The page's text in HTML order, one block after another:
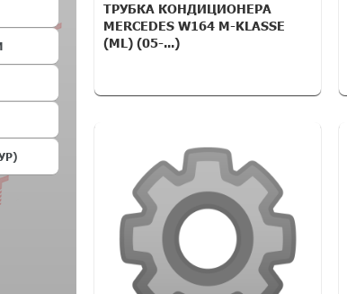
ТРУБКА КОНДИЦИОНЕРА
MERCEDES W164 M-KLASSE
(ML) (05-...)